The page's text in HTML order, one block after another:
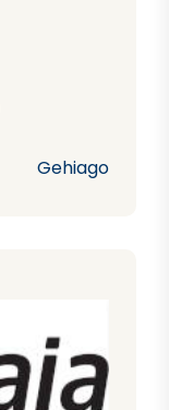
Gehiago